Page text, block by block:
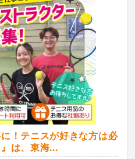
！テニスが好きな方は必
は、東海...